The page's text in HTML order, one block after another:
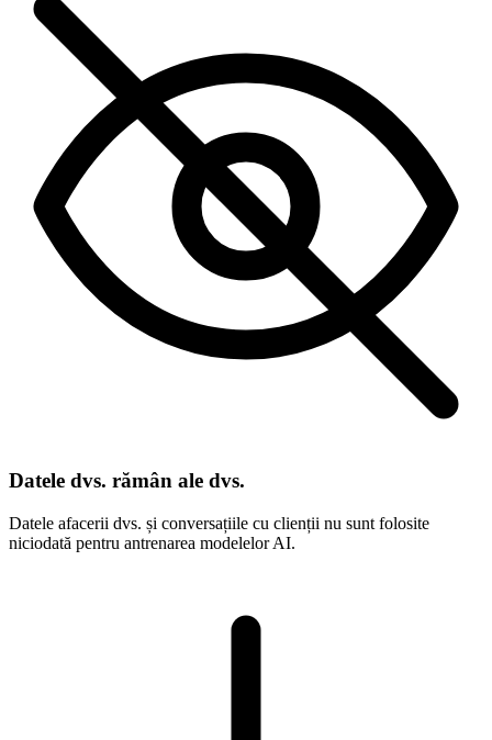
Datele dvs. rămân ale dvs.
Datele afacerii dvs. și conversațiile cu clienții nu sunt folosite
niciodată pentru antrenarea modelelor AI.